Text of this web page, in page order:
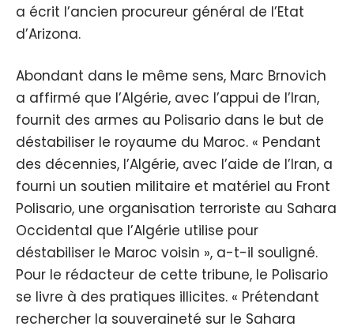
a écrit l’ancien procureur général de l’Etat
d’Arizona.
Abondant dans le même sens, Marc Brnovich
a affirmé que l’Algérie, avec l’appui de l’Iran,
fournit des armes au Polisario dans le but de
déstabiliser le royaume du Maroc. « Pendant
des décennies, l’Algérie, avec l’aide de l’Iran, a
fourni un soutien militaire et matériel au Front
Polisario, une organisation terroriste au Sahara
Occidental que l’Algérie utilise pour
déstabiliser le Maroc voisin », a-t-il souligné.
Pour le rédacteur de cette tribune, le Polisario
se livre à des pratiques illicites. « Prétendant
rechercher la souveraineté sur le Sahara